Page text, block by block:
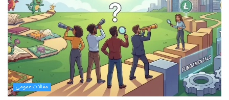
مقالات عمومی